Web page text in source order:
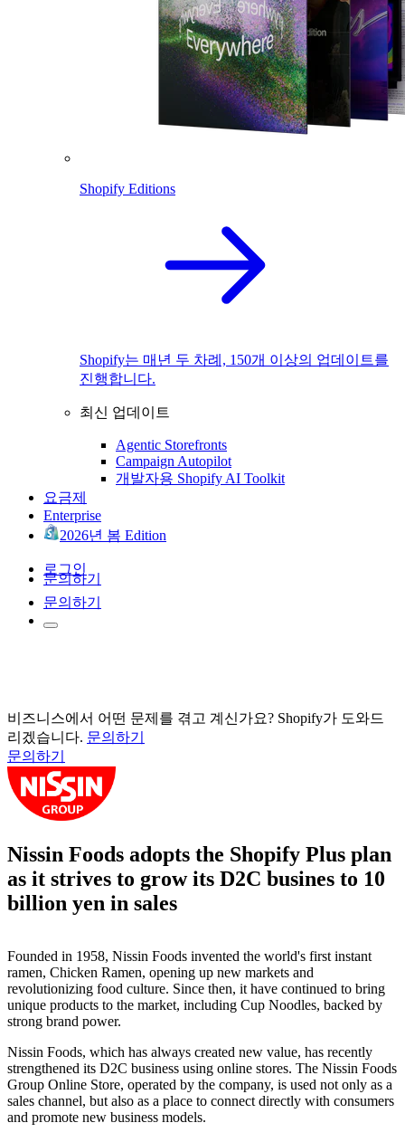
Shopify Editions
Shopify는 매년 두 차례, 150개 이상의 업데이트를
진행합니다.
최신 업데이트
Agentic Storefronts
Campaign Autopilot
개발자용 Shopify AI Toolkit
요금제
Enterprise
2026년 봄 Edition
로그인
문의하기
문의하기
비즈니스에서 어떤 문제를 겪고 계신가요? Shopify가 도와드
리겠습니다. 문의하기
문의하기
Nissin Foods adopts the Shopify Plus plan
as it strives to grow its D2C busines to 10
billion yen in sales
Founded in 1958, Nissin Foods invented the world's first instant
ramen, Chicken Ramen, opening up new markets and
revolutionizing food culture. Since then, it have continued to bring
unique products to the market, including Cup Noodles, backed by
strong brand power.
Nissin Foods, which has always created new value, has recently
strengthened its D2C business using online stores. The Nissin Foods
Group Online Store, operated by the company, is used not only as a
sales channel, but also as a place to connect directly with consumers
and promote new business models.